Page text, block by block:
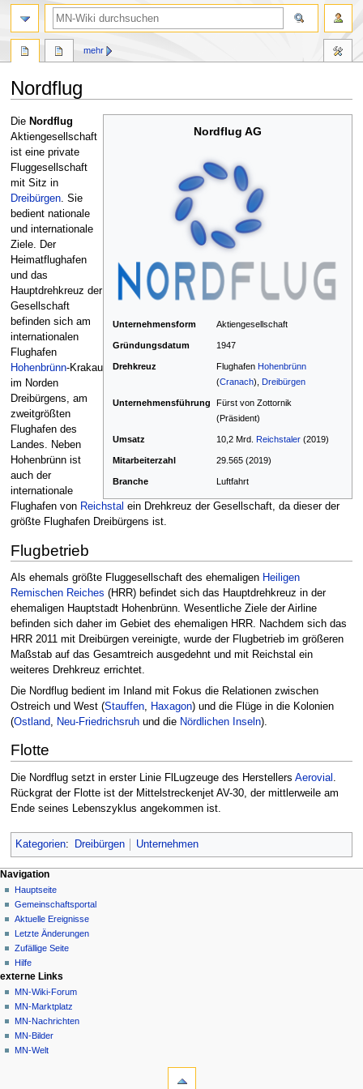
Nordflug
Zur
Navigation
springen
Zur
Suche
springen
Nordflug AG
Unternehmensform Aktiengesellschaft
Gründungsdatum 1947
Drehkreuz FlughafenHohenbrünn
(Cranach),Dreibürgen
Unternehmensführung
Fürst von Zottornik
(Präsident)
Umsatz 10,2 Mrd.Reichstaler (2019)
Mitarbeiterzahl 29.565 (2019)
Branche Luftfahrt
Die Nordflug
Aktiengesellschaft
ist eine private
Fluggesellschaft
mit Sitz in
Dreibürgen. Sie
bedient nationale
und internationale
Ziele. Der
Heimatflughafen
und das
Hauptdrehkreuz der
Gesellschaft
befinden sich am
internationalen
Flughafen
Hohenbrünn-Krakau
im Norden
Dreibürgens, am
zweitgrößten
Flughafen des
Landes. Neben
Hohenbrünn ist
auch der
internationale
Flughafen von Reichstal ein Drehkreuz der Gesellschaft, da dieser der
größte Flughafen Dreibürgens ist.
Flugbetrieb
Als ehemals größte Fluggesellschaft des ehemaligen Heiligen
Remischen Reiches (HRR) befindet sich das Hauptdrehkreuz in der
ehemaligen Hauptstadt Hohenbrünn. Wesentliche Ziele der Airline
befinden sich daher im Gebiet des ehemaligen HRR. Nachdem sich das
HRR 2011 mit Dreibürgen vereinigte, wurde der Flugbetrieb im größeren
Maßstab auf das Gesamtreich ausgedehnt und mit Reichstal ein
weiteres Drehkreuz errichtet.
Die Nordflug bedient im Inland mit Fokus die Relationen zwischen
Ostreich und West (Stauffen, Haxagon) und die Flüge in die Kolonien
(Ostland Neu-Friedrichsruhund die Nördlichen Inseln).
Flotte
Die Nordflug setzt in erster Linie FlLugzeuge des Herstellers Aerovial .
Rückgrat der Flotte ist der Mittelstreckenjet AV-30, der mittlerweile am
Ende seines Lebenszyklus angekommen ist.
Kategorien: Dreibürgen Unternehmen
Navigationsmenü
Seitenaktionen
Seite
Diskussion
Lesen
Quelltext
anzeigen
Versionsgeschichte
mehr
Meine Werkzeuge
Nicht
angemeldet
Diskussionsseite
Beiträge
Anmelden
Navigation
Hauptseite
Gemeinschafts­portal
Aktuelle Ereignisse
Letzte Änderungen
Zufällige Seite
Hilfe
Suche
externe Links
MN-Wiki-Forum
MN-Marktplatz
MN-Nachrichten
MN-Bilder
MN-Welt